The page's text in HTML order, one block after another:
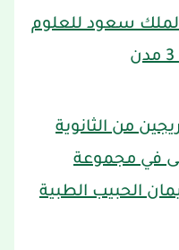
سعود للعلوم
من الثانوية
في مجموعة
الحبيب الطبية